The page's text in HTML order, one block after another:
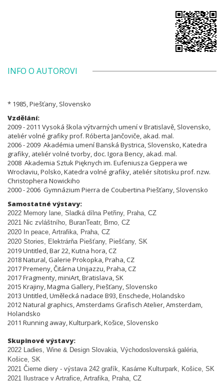
INFO O AUTOROVI
* 1985, Piešťany, Slovensko
Vzdělání:
2009 - 2011 Vysoká škola výtvarných umení v Bratislavě, Slovensko,
ateliér volné grafiky prof. Róberta Jančoviče, akad. mal.
2006 - 2009 Akadémia umení Banská Bystrica, Slovensko, Katedra
grafiky, ateliér volné tvorby, doc. Igora Bency, akad. mal.
2008 Akademia Sztuk Pięknych im. Eufeniusza Geppera we
Wrocłaviu, Polsko, Katedra volné grafiky, ateliér sítotisku prof. nzw.
Christophera Nowickiho
2000 - 2006 Gymnázium Pierra de Coubertina Piešťany, Slovensko
Samostatné výstavy:
2022 Memory lane, Sladká dílna Petřiny, Praha, CZ
2021 Nic zvláštního, BuranTeatr, Brno, CZ
2020 In peace, Artrafika, Praha, CZ
2020 Stories, Elektrárňa Piešťany, Piešťany, SK
2019 Untitled, Bar 22, Kutna hora, CZ
2018 Natural, Galerie Prokopka, Praha, CZ
2017 Premeny, Čitárna Unijazzu, Praha, CZ
2017 Fragmenty, miniArt, Bratislava, SK
2015 Krajiny, Magma Gallery, Piešťany, Slovensko
2013 Untitled, Umělecká nadace B93, Enschede, Holandsko
2012 Natural graphics, Amsterdams Grafisch Atelier, Amsterdam,
Holandsko
2011 Running away, Kulturpark, Košice, Slovensko
Skupinové výstavy:
2022 Ladies, Wine & Design Slovakia, Východoslovenská galéria,
Košice, SK
2021 Čierne diery - výstava 242 grafík, Kasárne Kulturpark, Košice, SK
2021 Ilustrace v Artrafice, Artrafika, Praha, CZ